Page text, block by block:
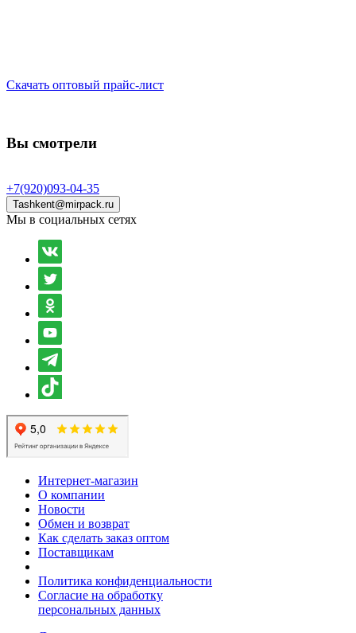
Скачать оптовый прайс-лист
Вы смотрели
+7(920)093-04-35
Tashkent@mirpack.ru
Мы в социальных сетях
Интернет-магазин
О компании
Новости
Обмен и возврат
Как сделать заказ оптом
Поставщикам
Политика конфиденциальности
Согласие на обработку
персональных данных